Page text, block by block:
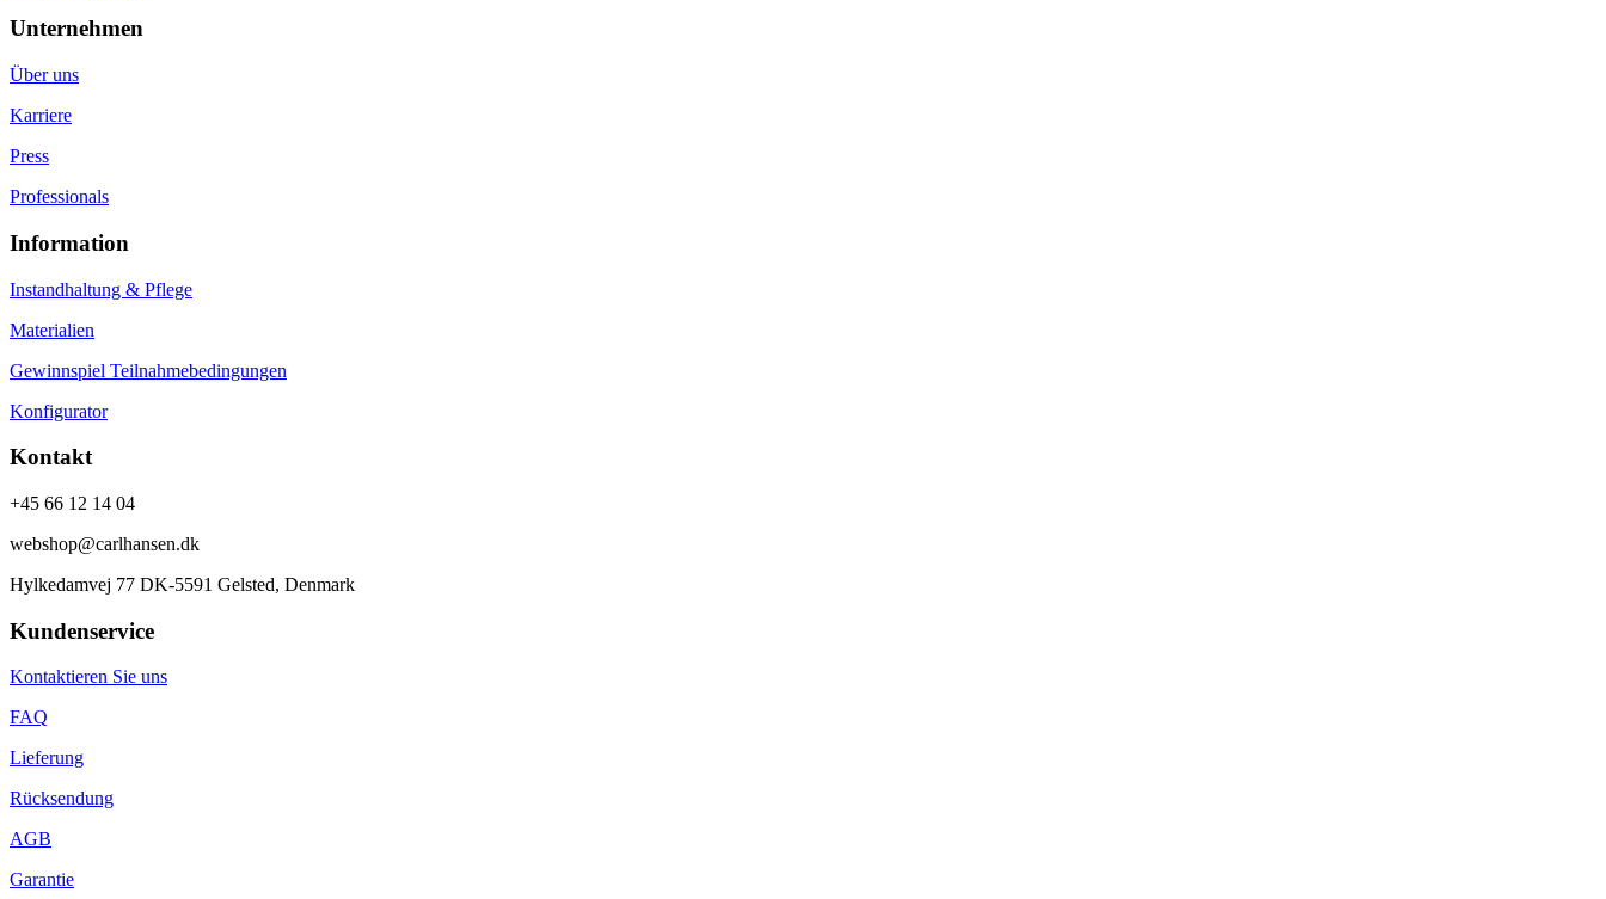
Unternehmen
Über uns
Karriere
Press
Professionals
Information
Instandhaltung & Pflege
Materialien
Gewinnspiel Teilnahmebedingungen
Konfigurator
Kontakt
+45 66 12 14 04
webshop@carlhansen.dk
Hylkedamvej 77 DK-5591 Gelsted, Denmark
Kundenservice
Kontaktieren Sie uns
FAQ
Lieferung
Rücksendung
AGB
Garantie